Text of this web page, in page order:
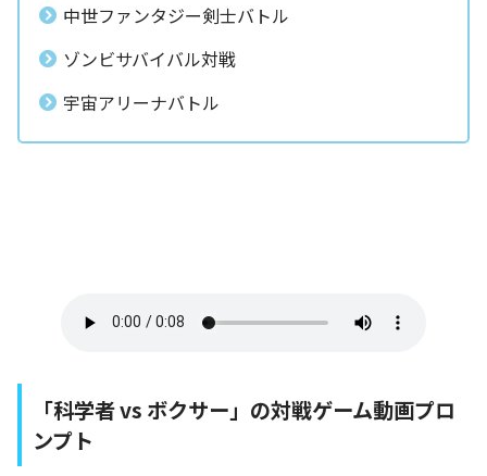
中世ファンタジー剣士バトル
ゾンビサバイバル対戦
宇宙アリーナバトル
「科学者 vs ボクサー」の対戦ゲーム動画プロ
ンプト